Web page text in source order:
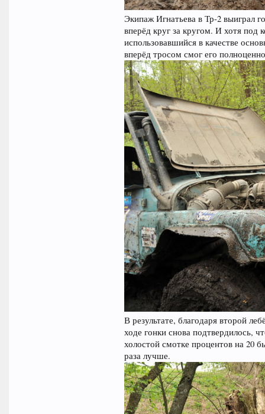
Экипаж Игнатьева в Тр-2 выиграл
вперёд круг за кругом. И хотя под
использовавшийся в качестве
вперёд тросом смог его
В результате, благодаря второй
ходе гонки снова подтвердилось,
холостой смотке процентов на 20
раза лучше.